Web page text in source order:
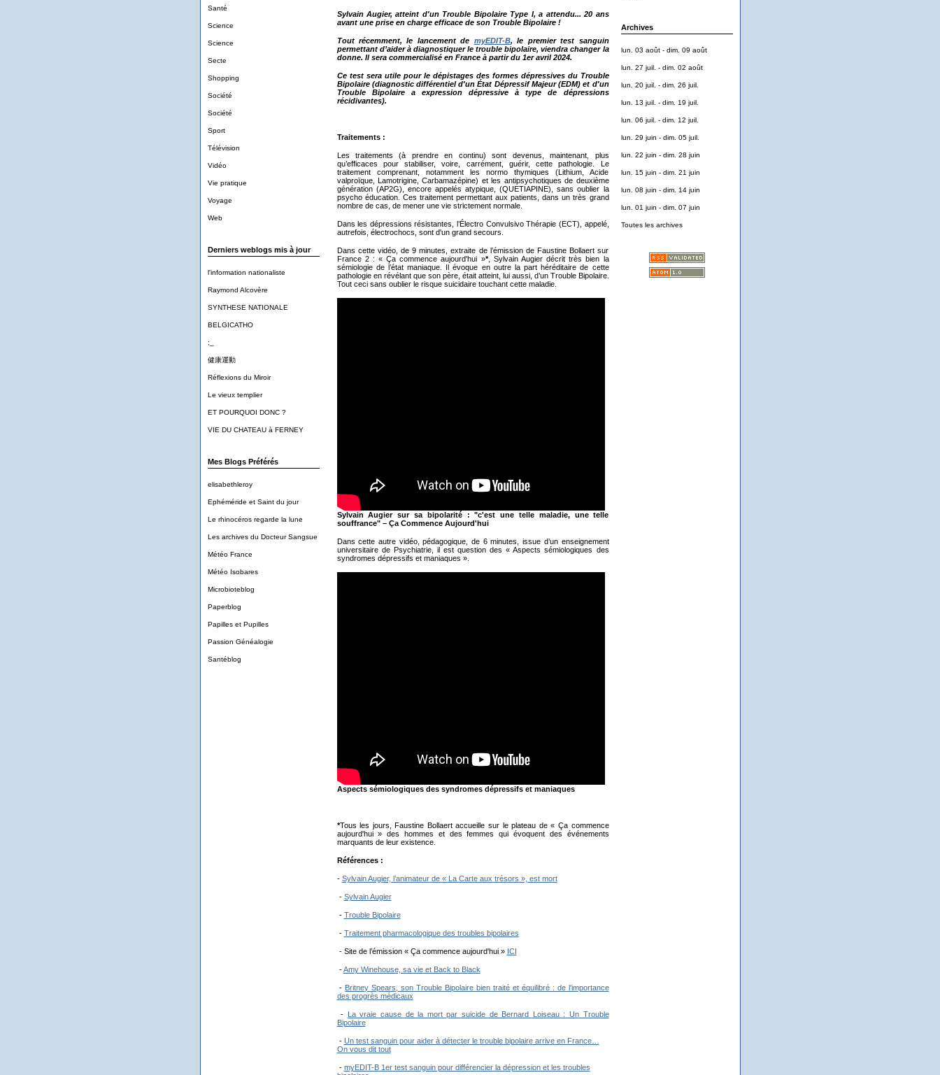
Santé
Science
Science
Secte
Shopping
Société
Société
Sport
Télévision
Vidéo
Vie pratique
Voyage
Web
Derniers weblogs mis à jour
l'information nationaliste
Raymond Alcovère
SYNTHESE NATIONALE
BELGICATHO
;_
健康運動
Réflexions du Miroir
Le vieux templier
ET POURQUOI DONC ?
VIE DU CHATEAU à FERNEY
Mes Blogs Préférés
elisabethleroy
Ephéméride et Saint du jour
Le rhinocéros regarde la lune
Les archives du Docteur Sangsue
Météo France
Météo Isobares
Microbioteblog
Paperblog
Papilles et Pupilles
Passion Généalogie
Santéblog
Archives
lun. 03 août - dim. 09 août
lun. 27 juil. - dim. 02 août
lun. 20 juil. - dim. 26 juil.
lun. 13 juil. - dim. 19 juil.
lun. 06 juil. - dim. 12 juil.
lun. 29 juin - dim. 05 juil.
lun. 22 juin - dim. 28 juin
lun. 15 juin - dim. 21 juin
lun. 08 juin - dim. 14 juin
lun. 01 juin - dim. 07 juin
Toutes les archives
Sylvain Augier, atteint d'un Trouble Bipolaire Type I, a attendu... 20 ans
avant une prise en charge efficace de son Trouble Bipolaire !
Tout récemment, le lancement de myEDIT-B, le premier test sanguin
permettant d’aider à diagnostiquer le trouble bipolaire, viendra changer la
donne. Il sera commercialisé en France à partir du 1er avril 2024.
Ce test sera utile pour le dépistages des formes dépressives du Trouble
Bipolaire (diagnostic différentiel d'un État Dépressif Majeur (EDM) et d'un
Trouble Bipolaire a expression dépressive à type de dépressions
récidivantes).
Traitements :
Les traitements (à prendre en continu) sont devenus, maintenant, plus
qu’efficaces pour stabiliser, voire, carrément, guérir, cette pathologie. Le
traitement comprenant, notamment les normo thymiques (Lithium, Acide
valproïque, Lamotrigine, Carbamazépine) et les antipsychotiques de deuxième
génération (AP2G), encore appelés atypique, (QUETIAPINE), sans oublier la
psycho éducation. Ces traitement permettant aux patients, dans un très grand
nombre de cas, de mener une vie strictement normale.
Dans les dépressions résistantes, l’Électro Convulsivo Thérapie (ECT), appelé,
autrefois, électrochocs, sont d'un grand secours.
Dans cette vidéo, de 9 minutes, extraite de l’émission de Faustine Bollaert sur
France 2 : « Ça commence aujourd'hui »*, Sylvain Augier décrit très bien la
sémiologie de l’état maniaque. Il évoque en outre la part héréditaire de cette
pathologie en révélant que son père, était atteint, lui aussi, d’un Trouble Bipolaire.
Tout ceci sans oublier le risque suicidaire touchant cette maladie.
Sylvain Augier sur sa bipolarité : "c'est une telle maladie, une telle
souffrance" – Ça Commence Aujourd'hui
Dans cette autre vidéo, pédagogique, de 6 minutes, issue d’un enseignement
universitaire de Psychiatrie, il est question des « Aspects sémiologiques des
syndromes dépressifs et maniaques ».
Aspects sémiologiques des syndromes dépressifs et maniaques
*Tous les jours, Faustine Bollaert accueille sur le plateau de « Ça commence
aujourd'hui » des hommes et des femmes qui évoquent des événements
marquants de leur existence.
Références :
- Sylvain Augier, l’animateur de « La Carte aux trésors », est mort
- Sylvain Augier
- Trouble Bipolaire
- Traitement pharmacologique des troubles bipolaires
- Site de l’émission « Ça commence aujourd'hui » ICI
-Amy Winehouse, sa vie et Back to Black
- Britney Spears, son Trouble Bipolaire bien traité et équilibré : de l'importance
des progrès médicaux
- La vraie cause de la mort par suicide de Bernard Loiseau : Un Trouble
Bipolaire
- Un test sanguin pour aider à détecter le trouble bipolaire arrive en France…
On vous dit tout
- myEDIT-B 1er test sanguin pour différencier la dépression et les troubles